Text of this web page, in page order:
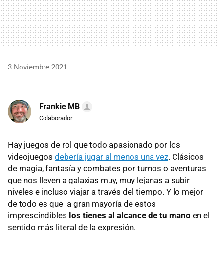
3 Noviembre 2021
Frankie MB
Colaborador
Hay juegos de rol que todo apasionado por los
videojuegos debería jugar al menos una vez. Clásicos
de magia, fantasía y combates por turnos o aventuras
que nos lleven a galaxias muy, muy lejanas a subir
niveles e incluso viajar a través del tiempo. Y lo mejor
de todo es que la gran mayoría de estos
imprescindibles los tienes al alcance de tu mano en el
sentido más literal de la expresión.